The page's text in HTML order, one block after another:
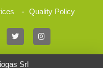
- Quality Policy
Srl